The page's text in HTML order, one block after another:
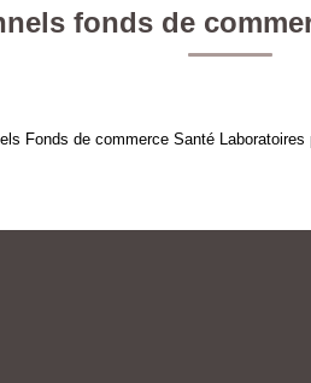
fonds de
Fonds de commerce Santé